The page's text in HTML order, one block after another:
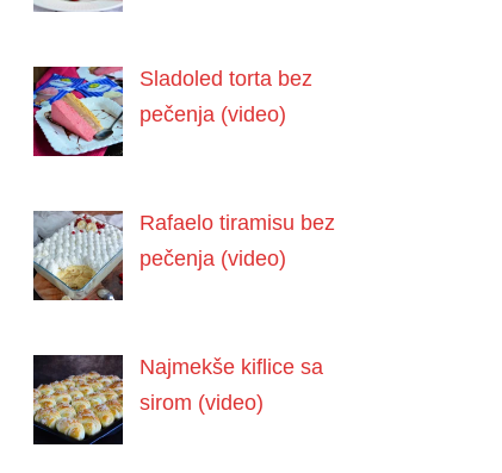
Sladoled torta bez
pečenja (video)
Rafaelo tiramisu bez
pečenja (video)
Najmekše kiflice sa
sirom (video)